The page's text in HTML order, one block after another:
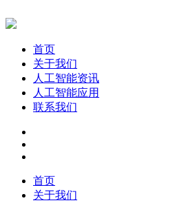
首页
关于我们
人工智能资讯
人工智能应用
联系我们
首页
关于我们